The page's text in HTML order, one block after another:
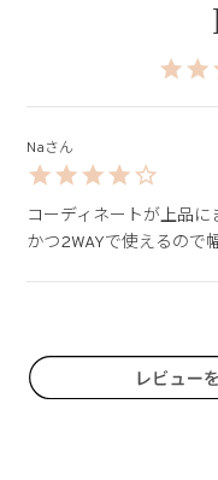
Na
コーディネートが上品に
かつ2WAYで使えるので